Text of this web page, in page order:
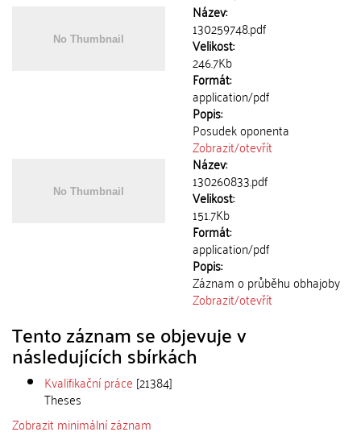
Název:
130259748.pdf
Velikost:
246.7Kb
Formát:
application/pdf
Popis:
Posudek oponenta
Zobrazit/otevřít
Název:
130260833.pdf
Velikost:
151.7Kb
Formát:
application/pdf
Popis:
Záznam o průběhu obhajoby
Zobrazit/otevřít
Tento záznam se objevuje v
následujících sbírkách
Kvalifikační práce [21384]
Theses
Zobrazit minimální záznam